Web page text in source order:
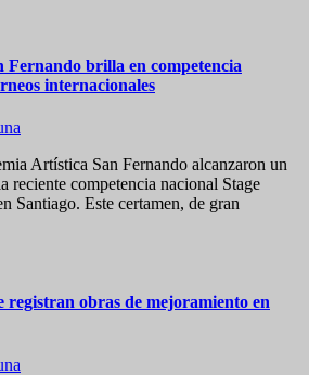
Fernando brilla en competencia
internacionales
Artística San Fernando alcanzaron un
reciente competencia nacional Stage
Santiago. Este certamen, de gran
registran obras de mejoramiento en